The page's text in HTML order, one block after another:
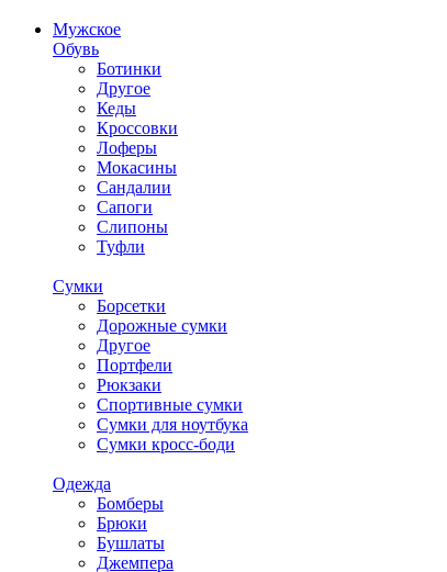
Мужское
Обувь
Ботинки
Другое
Кеды
Кроссовки
Лоферы
Мокасины
Сандалии
Сапоги
Слипоны
Туфли
Сумки
Борсетки
Дорожные сумки
Другое
Портфели
Рюкзаки
Спортивные сумки
Сумки для ноутбука
Сумки кросс-боди
Одежда
Бомберы
Брюки
Бушлаты
Джемпера